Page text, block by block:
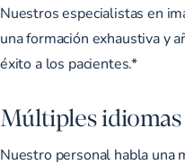
Nuestros especialistas en
una formación exhaustiva y
éxito a los pacientes.*
Múltiples idiomas
Nuestro personal habla una